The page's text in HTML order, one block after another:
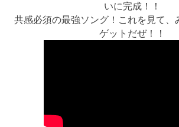
いに完成！！
共感必須の最強ソング！これを見て、
ゲットだぜ！！